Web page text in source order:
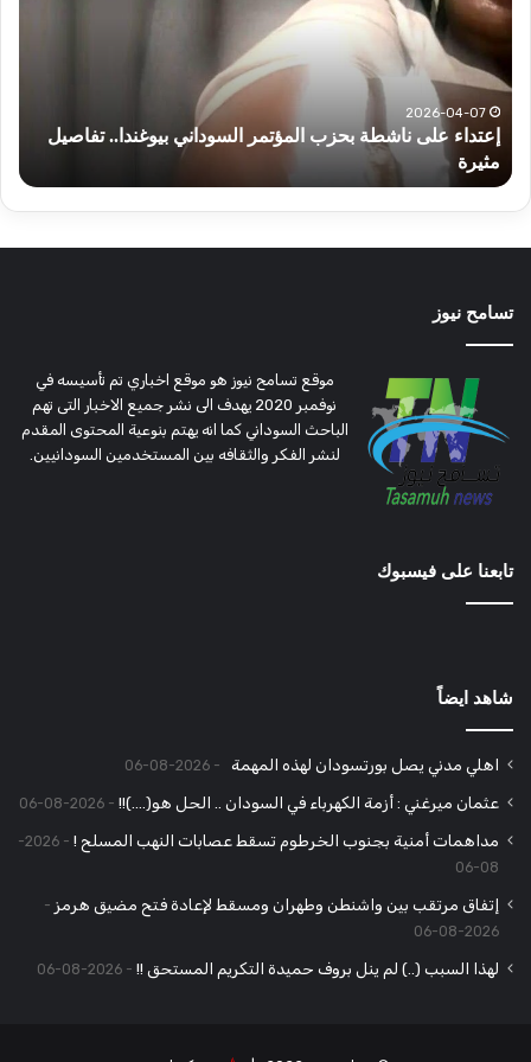
بحزب
المؤتمر
السوداني
بيوغندا..
تفاصيل
مثيرة
2026-04-07
إعتداء على ناشطة بحزب المؤتمر السوداني بيوغندا.. تفاصيل
مثيرة
تسامح نيوز
موقع تسامح نيوز هو موقع اخباري تم تأسيسه في
نوفمبر 2020 يهدف الى نشر جميع الاخبار التى تهم
الباحث السوداني كما انه يهتم بنوعية المحتوى المقدم
لنشر الفكر والثقافه بين المستخدمين السودانيين.
تابعنا على فيسبوك
شاهد ايضاً
اهلي مدني يصل بورتسودان لهذه المهمة 2026-08-06
عثمان ميرغني : أزمة الكهرباء في السودان .. الحل هو(….)!! 2026-08-06
مداهمات أمنية بجنوب الخرطوم تسقط عصابات النهب المسلح !
2026-
08-06
إتفاق مرتقب بين واشنطن وطهران ومسقط لإعادة فتح مضيق هرمز
2026-08-06
لهذا السبب (..) لم ينل بروف حميدة التكريم المستحق !! 2026-08-06